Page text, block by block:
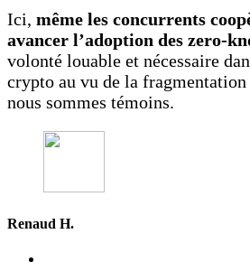
Ici, même les concurrents
avancer l’adoption des zero-
volonté louable et nécessaire
crypto au vu de la
nous sommes témoins.
Renaud H.